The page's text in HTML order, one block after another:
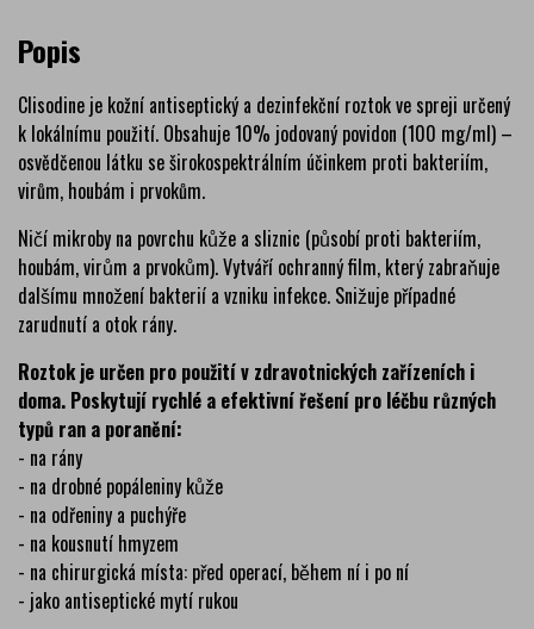
Popis
Clisodine je kožní antiseptický a dezinfekční roztok ve spreji určený
k lokálnímu použití. Obsahuje 10% jodovaný povidon (100 mg/ml) –
osvědčenou látku se širokospektrálním účinkem proti bakteriím,
virům, houbám i prvokům.
Ničí mikroby na povrchu kůže a sliznic (působí proti bakteriím,
houbám, virům a prvokům). Vytváří ochranný film, který zabraňuje
dalšímu množení bakterií a vzniku infekce. Snižuje případné
zarudnutí a otok rány.
Roztok je určen pro použití v zdravotnických zařízeních i
doma. Poskytují rychlé a efektivní řešení pro léčbu různých
typů ran a poranění:
- na rány
- na drobné popáleniny kůže
- na odřeniny a puchýře
- na kousnutí hmyzem
- na chirurgická místa: před operací, během ní i po ní
- jako antiseptické mytí rukou